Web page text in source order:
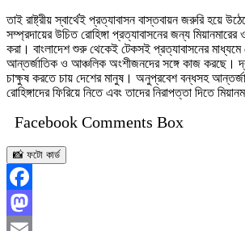
তাই রাষ্ট্রীয় স্বার্থেই প্রত্যাবাসন বাস্তবায়ন জরুরি হয়ে
সম্প্রদায়ের উচিত রোহিঙ্গা প্রত্যাবাসনের জন্য
করা। বাংলাদেশ শুরু থেকেই টেকসই প্রত্যাবাসনের মাধ্যমে
আন্তর্জাতিক ও আঞ্চলিক অংশীজনদের সঙ্গে কাজ করছে।
চাক্ষুষ করতে চায় দেশের মানুষ। অনুপ্রবেশ বন্ধসহ
রোহিঙ্গাদের ফিরিয়ে নিতে এবং তাদের নিরাপত্তা দিতে
Facebook Comments Box
📸 ফটো কার্ড
Facebook
Mastodon